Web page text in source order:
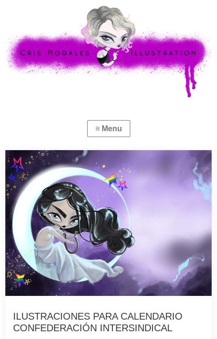
ILUSTRACIONES PARA CALENDARIO
CONFEDERACIÓN INTERSINDICAL